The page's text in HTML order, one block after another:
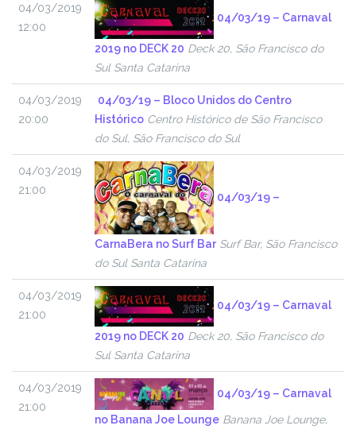
04/03/2019
12:00
04/03/19 – Carnaval
2019 no DECK 20 Deck 20, São Francisco do
Sul Santa Catarina
04/03/2019
20:00
04/03/19 – Bloco Unidos do Centro
Histórico Centro Histórico de São Francisco
do Sul, São Francisco do Sul
04/03/2019
21:00
04/03/19 –
CarnaBera no Surf Bar Surf Bar, São Francisco
do Sul Santa Catarina
04/03/2019
21:00
04/03/19 – Carnaval
2019 no DECK 20 Deck 20, São Francisco do
Sul Santa Catarina
04/03/2019
21:00
04/03/19 – Carnaval
no Banana Joe Lounge Banana Joe Lounge,